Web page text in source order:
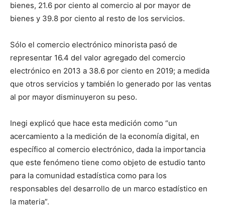
bienes, 21.6 por ciento al comercio al por mayor de
bienes y 39.8 por ciento al resto de los servicios.
Sólo el comercio electrónico minorista pasó de
representar 16.4 del valor agregado del comercio
electrónico en 2013 a 38.6 por ciento en 2019; a medida
que otros servicios y también lo generado por las ventas
al por mayor disminuyeron su peso.
Inegi explicó que hace esta medición como “un
acercamiento a la medición de la economía digital, en
específico al comercio electrónico, dada la importancia
que este fenómeno tiene como objeto de estudio tanto
para la comunidad estadística como para los
responsables del desarrollo de un marco estadístico en
la materia”.